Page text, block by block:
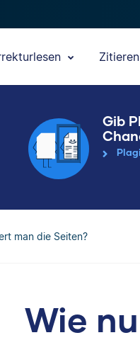
Zitieren
Gib
man die Seiten?
Wie